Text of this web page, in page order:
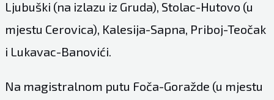
Ljubuški (na izlazu iz Gruda), Stolac-Hutovo (u
mjestu Cerovica), Kalesija-Sapna, Priboj-Teočak
i Lukavac-Banovići.
Na magistralnom putu Foča-Goražde (u mjestu